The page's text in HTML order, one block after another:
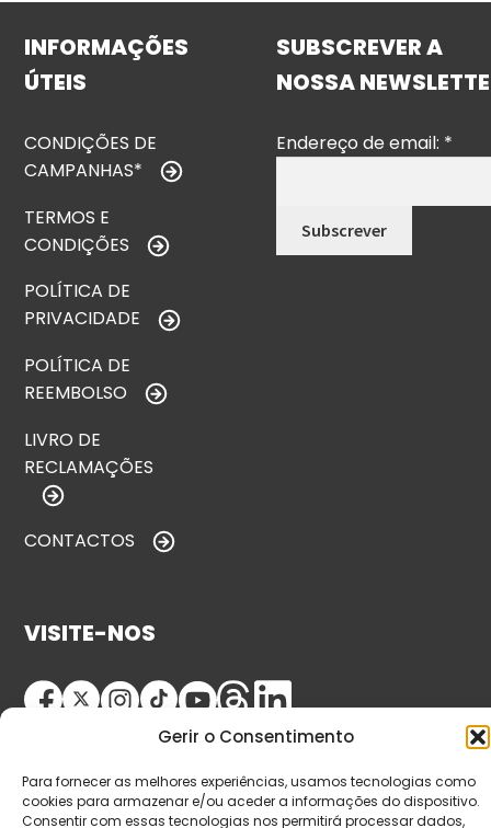
Gerir o Consentimento
Para fornecer as melhores experiências, usamos tecnologias como
cookies para armazenar e/ou aceder a informações do dispositivo.
Consentir com essas tecnologias nos permitirá processar dados,
INFORMAÇÕES
ÚTEIS
CONDIÇÕES DE
CAMPANHAS*
TERMOS E
CONDIÇÕES
POLÍTICA DE
PRIVACIDADE
POLÍTICA DE
REEMBOLSO
LIVRO DE
RECLAMAÇÕES
CONTACTOS
SUBSCREVER A
NOSSA
Endereço de email: *
VISITE-NOS